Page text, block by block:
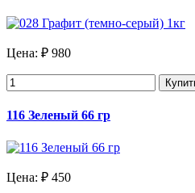
Цена: ₽ 980
116 Зеленый 66 гр
Цена: ₽ 450